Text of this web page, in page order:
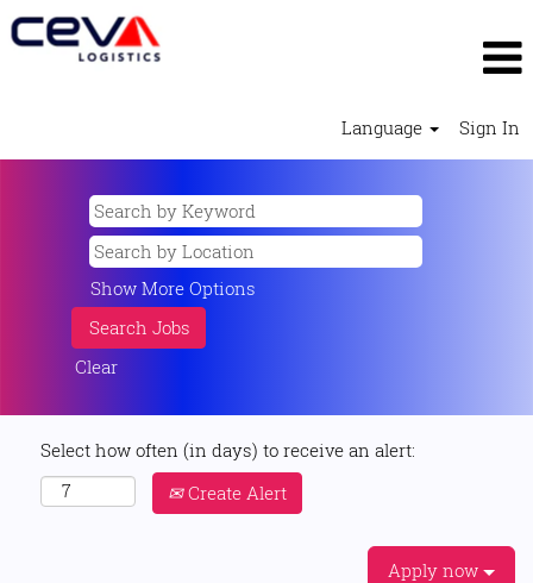
Language Sign In
Show More Options
Clear
Select how often (in days) to receive an alert:
Create Alert
Apply now